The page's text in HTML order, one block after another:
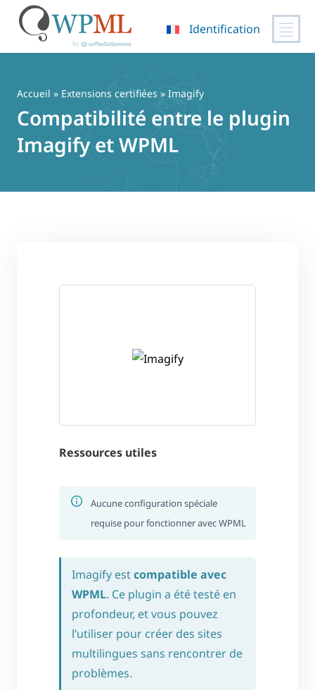
contenu
Identification
Accueil » Extensions certifiées » Imagify
Compatibilité entre le plugin
Imagify et WPML
Ressources utiles
Aucune configuration spéciale
requise pour fonctionner avec WPML
Imagify estcompatible avec
WPML. Ce plugin a été testé en
profondeur, et vous pouvez
l’utiliser pour créer des sites
multilingues sans rencontrer de
problèmes.